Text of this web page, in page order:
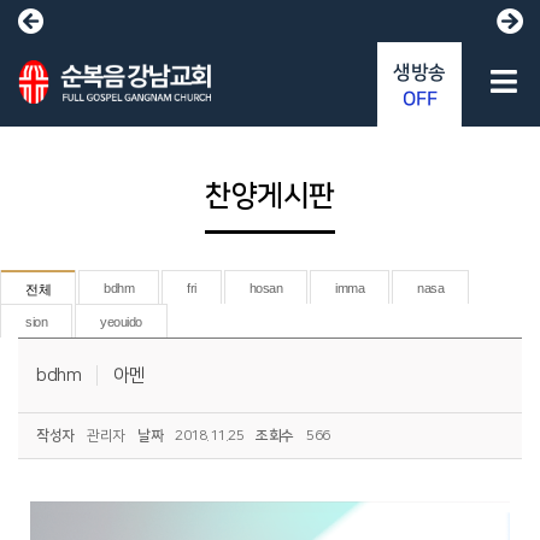
찬양게시판
전체 bdhm fri hosan imma nasa
sion yeouido
bdhm 아멘
작성자 관리자 날짜 2018.11.25 조회수 566
생방송
OFF